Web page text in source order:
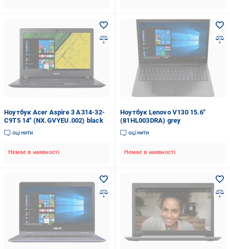
Ноутбук Acer Aspire 3 A314-32-
C9T5 14" (NX.GVYEU.002) black
оцінити
Немає в наявності
Ноутбук Lenovo V130 15.6"
(81HL003DRA) grey
оцінити
Немає в наявності